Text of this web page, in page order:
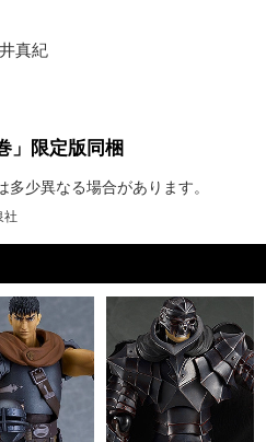
真紀
」限定版同梱
少異なる場合があります。
社